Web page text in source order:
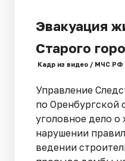
Эвакуация
Старого
Кадр из видео / МЧС РФ
Управление
по Оренбургской
уголовное дело о
нарушении
ведении